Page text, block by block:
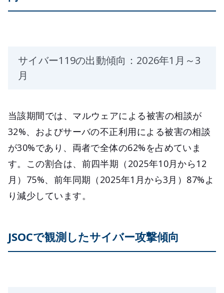
サイバー119の出動傾向：2026年1月～3
月
当該期間では、マルウェアによる被害の相談が
32%、およびサーバの不正利用による被害の相談
が30%であり、両者で全体の62%を占めていま
す。この割合は、前四半期（2025年10月から12
月）75%、前年同期（2025年1月から3月）87%よ
り減少しています。
JSOCで観測したサイバー攻撃傾向